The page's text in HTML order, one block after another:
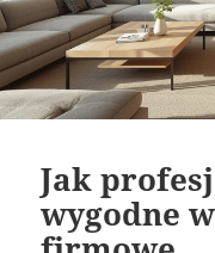
Jak
wygodne